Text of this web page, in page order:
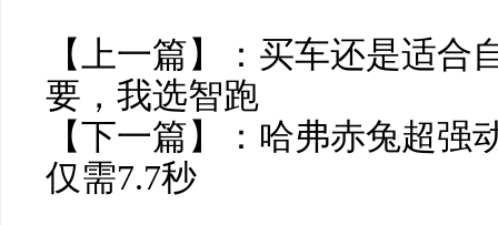
【上一篇】： 买车还是适合
要，我选智跑
【下一篇】： 哈弗赤兔超强
仅需7.7秒